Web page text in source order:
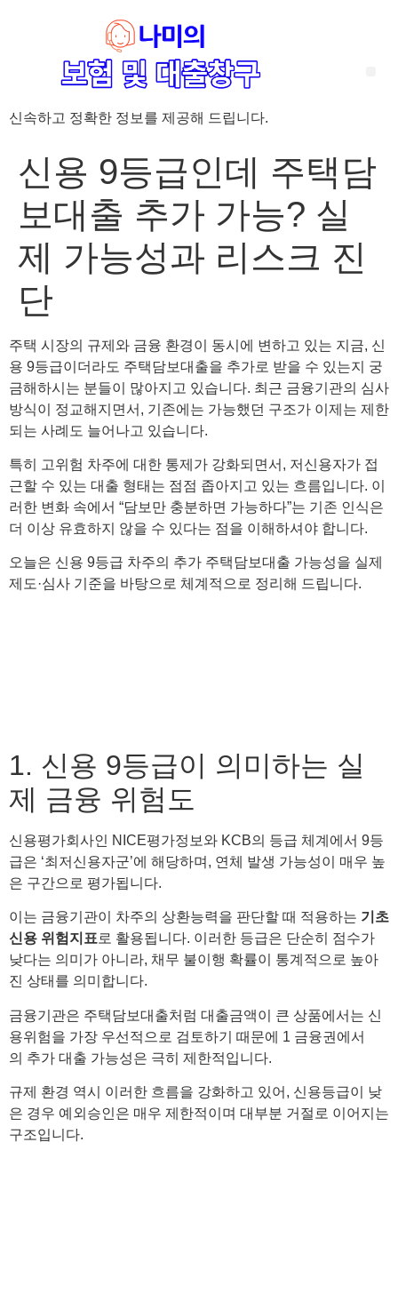
신속하고 정확한 정보를 제공해 드립니다.
신용 9등급인데 주택담
보대출 추가 가능? 실
제 가능성과 리스크 진
단
주택 시장의 규제와 금융 환경이 동시에 변하고 있는 지금, 신
용 9등급이더라도 주택담보대출을 추가로 받을 수 있는지 궁
금해하시는 분들이 많아지고 있습니다. 최근 금융기관의 심사
방식이 정교해지면서, 기존에는 가능했던 구조가 이제는 제한
되는 사례도 늘어나고 있습니다.
특히 고위험 차주에 대한 통제가 강화되면서, 저신용자가 접
근할 수 있는 대출 형태는 점점 좁아지고 있는 흐름입니다. 이
러한 변화 속에서 “담보만 충분하면 가능하다”는 기존 인식은
더 이상 유효하지 않을 수 있다는 점을 이해하셔야 합니다.
오늘은 신용 9등급 차주의 추가 주택담보대출 가능성을 실제
제도·심사 기준을 바탕으로 체계적으로 정리해 드립니다.
1. 신용 9등급이 의미하는 실
제 금융 위험도
신용평가회사인 NICE평가정보와 KCB의 등급 체계에서 9등
급은 ‘최저신용자군’에 해당하며, 연체 발생 가능성이 매우 높
은 구간으로 평가됩니다.
이는 금융기관이 차주의 상환능력을 판단할 때 적용하는 기초
신용 위험지표 로 활용됩니다. 이러한 등급은 단순히 점수가
낮다는 의미가 아니라, 채무 불이행 확률이 통계적으로 높아
진 상태를 의미합니다.
금융기관은 주택담보대출처럼 대출금액이 큰 상품에서는 신
용위험을 가장 우선적으로 검토하기 때문에 1 금융권에서
의 추가 대출 가능성은 극히 제한적입니다.
규제 환경 역시 이러한 흐름을 강화하고 있어, 신용등급이 낮
은 경우 예외승인은 매우 제한적이며 대부분 거절로 이어지는
구조입니다.